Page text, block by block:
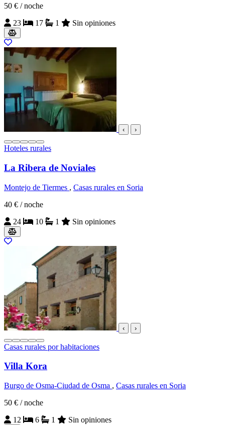
50 € / noche
23
17 1 Sin opiniones
‹ ›
Hoteles rurales
La Ribera de Noviales
Montejo de Tiermes , Casas rurales en Soria
40 € / noche
24
10 1 Sin opiniones
‹ ›
Casas rurales por habitaciones
Villa Kora
Burgo de Osma-Ciudad de Osma , Casas rurales en Soria
50 € / noche
12
6 1 Sin opiniones